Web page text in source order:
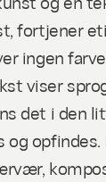
fortjener
ingen
viser
det i den
opfindes.